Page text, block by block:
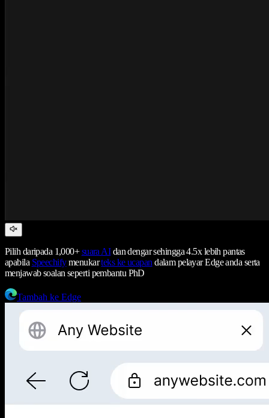
Pilih daripada 1,000+suara AIdan dengar sehingga 4.5x lebih pantas
apabila Speechifymenukarteks ke ucapan dalam pelayar Edge anda serta
menjawab soalan seperti pembantu PhD
Tambah ke Edge